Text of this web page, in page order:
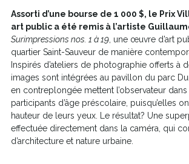
Assorti d’une bourse de 1 000 $, le Prix
art public a été remis à l’artiste
Surimpressions nos. 1 à 19, une œuvre d’art
quartier Saint-Sauveur de manière
Inspirés d’ateliers de photographie offerts à
images sont intégrées au pavillon du parc
en contreplongée mettent l’observateur
participants d’âge préscolaire, puisqu’elles
hauteur de leurs yeux. Le résultat? Une
effectuée directement dans la caméra, qui
d’architecture et nature urbaine.